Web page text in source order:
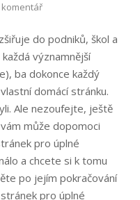
do podniků, škol a
významnější
ba dokonce každý
domácí stránku.
Ale nezoufejte, ještě
může dopomoci
pro úplné
a chcete si k tomu
po jejím pokračování
pro úplné